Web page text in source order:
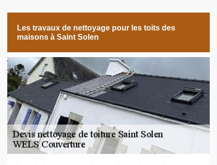
Les travaux de nettoyage pour les toits des
maisons à Saint Solen